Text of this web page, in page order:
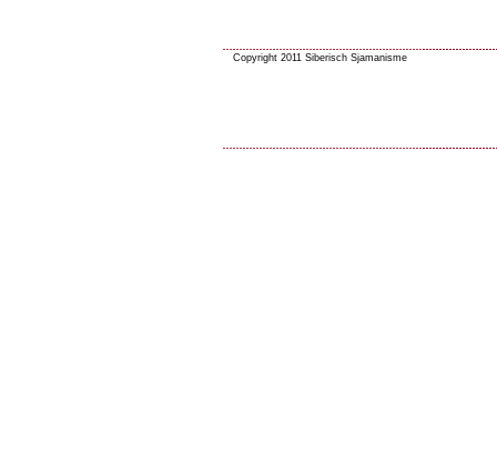
Copyright 2011 Siberisch Sjamanisme